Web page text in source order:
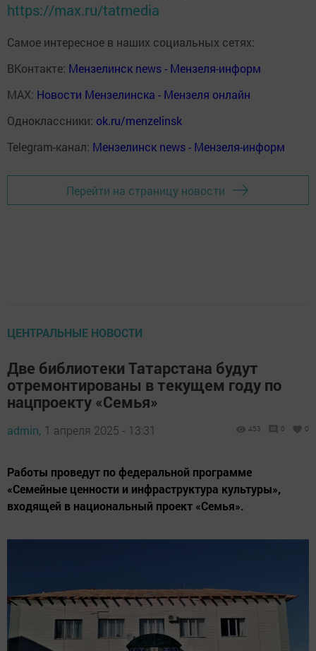
https://max.ru/tatmedia
Самое интересное в наших социальных сетях:
ВКонтакте: Мензелинск news - Мензеля-информ
MAX: Новости Мензелинска - Мензеля онлайн
Одноклассники: ok.ru/menzelinsk
Telegram-канал: Мензелинск news - Мензеля-информ
Перейти на страницу новости
ЦЕНТРАЛЬНЫЕ НОВОСТИ
Две библиотеки Татарстана будут
отремонтированы в текущем году по
нацпроекту «Семья»
admin, 1 апреля 2025 - 13:31 453 0 0
Работы проведут по федеральной программе
«Семейные ценности и инфраструктура культуры»,
входящей в национальный проект «Семья».